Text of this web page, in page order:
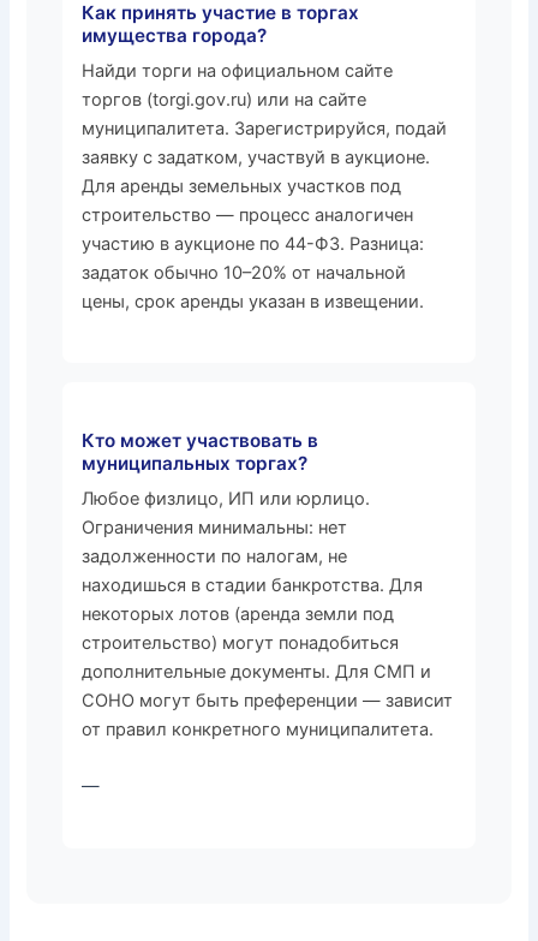
Как принять участие в торгах
имущества города?
Найди торги на официальном сайте
торгов (torgi.gov.ru) или на сайте
муниципалитета. Зарегистрируйся, подай
заявку с задатком, участвуй в аукционе.
Для аренды земельных участков под
строительство — процесс аналогичен
участию в аукционе по 44-ФЗ. Разница:
задаток обычно 10–20% от начальной
цены, срок аренды указан в извещении.
Кто может участвовать в
муниципальных торгах?
Любое физлицо, ИП или юрлицо.
Ограничения минимальны: нет
задолженности по налогам, не
находишься в стадии банкротства. Для
некоторых лотов (аренда земли под
строительство) могут понадобиться
дополнительные документы. Для СМП и
СОНО могут быть преференции — зависит
от правил конкретного муниципалитета.
—